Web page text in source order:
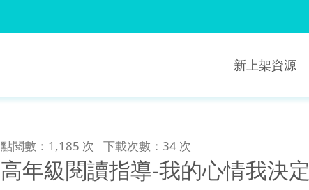
新上架資源
點閱數：1,185 次 下載次數：34 次
高年級閱讀指導-我的心情我決定